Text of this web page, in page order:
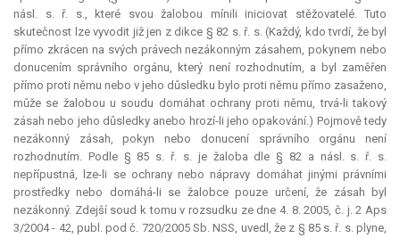
násl. s. ř. s., které svou žalobou mínili iniciovat stěžovatelé. Tuto
skutečnost lze vyvodit již jen z dikce § 82 s. ř. s. (Každý, kdo tvrdí, že byl
přímo zkrácen na svých právech nezákonným zásahem, pokynem nebo
donucením správního orgánu, který není rozhodnutím, a byl zaměřen
přímo proti němu nebo v jeho důsledku bylo proti němu přímo zasaženo,
může se žalobou u soudu domáhat ochrany proti němu, trvá-li takový
zásah nebo jeho důsledky anebo hrozí-li jeho opakování.) Pojmově tedy
nezákonný zásah, pokyn nebo donucení správního orgánu není
rozhodnutím. Podle § 85 s. ř. s. je žaloba dle § 82 a násl. s. ř. s.
nepřípustná, lze-li se ochrany nebo nápravy domáhat jinými právními
prostředky nebo domáhá-li se žalobce pouze určení, že zásah byl
nezákonný. Zdejší soud k tomu v rozsudku ze dne 4. 8. 2005, č. j. 2 Aps
3/2004 - 42, publ. pod č. 720/2005 Sb. NSS, uvedl, že z § 85 s. ř. s. plyne,